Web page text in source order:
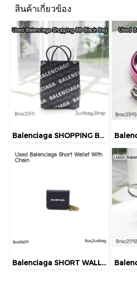
สินค้าเกี่ยวข้อง
Balenciaga SHOPPING BB BLACK BAG
Balenciaga SHORT WALLET WITH CHAIN